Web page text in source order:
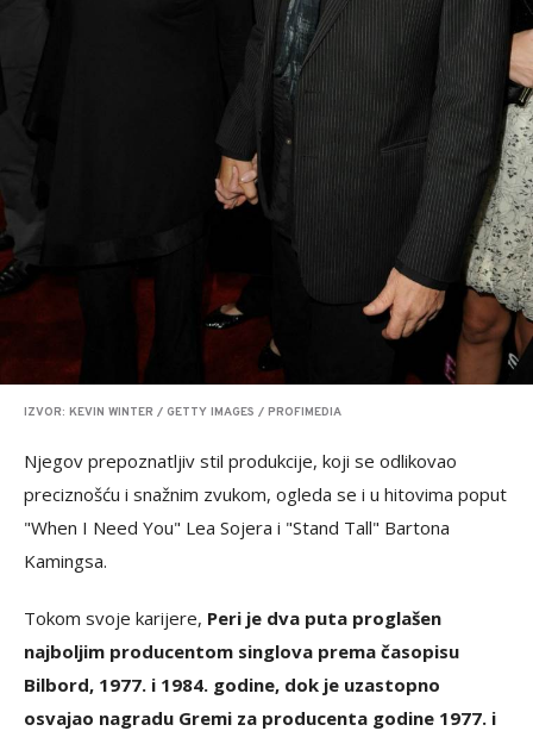
IZVOR: KEVIN WINTER / GETTY IMAGES / PROFIMEDIA
Njegov prepoznatljiv stil produkcije, koji se odlikovao
preciznošću i snažnim zvukom, ogleda se i u hitovima poput
"When I Need You" Lea Sojera i "Stand Tall" Bartona
Kamingsa.
Tokom svoje karijere, Peri je dva puta proglašen
najboljim producentom singlova prema časopisu
Bilbord, 1977. i 1984. godine, dok je uzastopno
osvajao nagradu Gremi za producenta godine 1977. i